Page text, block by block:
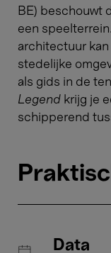
BE) beschouwt
een
architectuur
stedelijke
als gids in de
Legend krijg je
schipperend
Data